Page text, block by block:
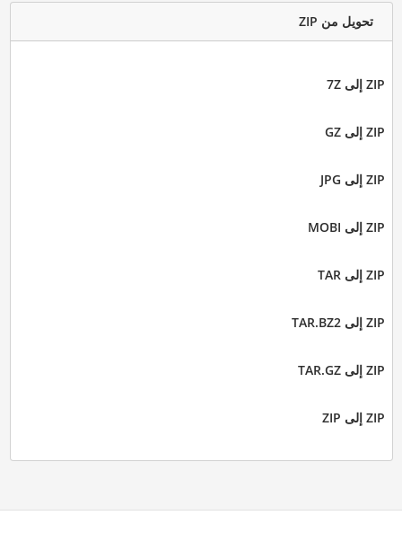
تحويل من ZIP
ZIP إلى 7Z
ZIP إلى GZ
ZIP إلى JPG
ZIP إلى MOBI
ZIP إلى TAR
ZIP إلى TAR.BZ2
ZIP إلى TAR.GZ
ZIP إلى ZIP